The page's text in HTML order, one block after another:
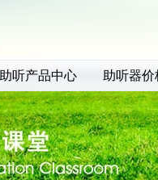
助听产品中心 助听器价